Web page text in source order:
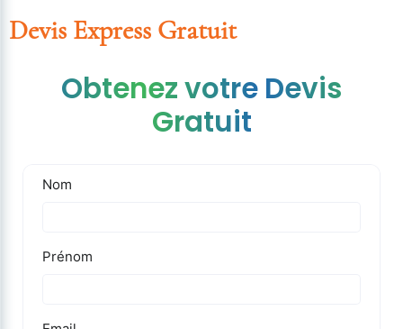
Devis Express Gratuit
Obtenez votre Devis
Gratuit